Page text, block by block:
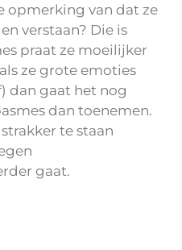
opmerking van dat ze
verstaan? Die is
praat ze moeilijker
ze grote emoties
dan gaat het nog
dan toenemen.
te staan
gaat.